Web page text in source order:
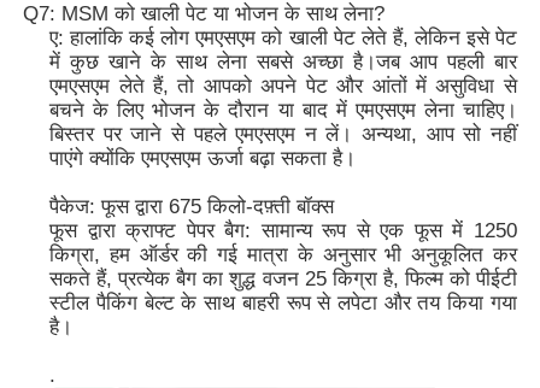
Q7: MSM को खाली पेट या भोजन के साथ लेना?
ए: हालांकि कई लोग एमएसएम को खाली पेट लेते हैं, लेकिन इसे पेट
में कुछ खाने के साथ लेना सबसे अच्छा है।जब आप पहली बार
एमएसएम लेते हैं, तो आपको अपने पेट और आंतों में असुविधा से
बचने के लिए भोजन के दौरान या बाद में एमएसएम लेना चाहिए।
बिस्तर पर जाने से पहले एमएसएम न लें। अन्यथा, आप सो नहीं
पाएंगे क्योंकि एमएसएम ऊर्जा बढ़ा सकता है।
पैकेज: फूस द्वारा 675 किलो-दफ़्ती बॉक्स
फूस द्वारा क्राफ्ट पेपर बैग: सामान्य रूप से एक फूस में 1250
किग्रा, हम ऑर्डर की गई मात्रा के अनुसार भी अनुकूलित कर
सकते हैं, प्रत्येक बैग का शुद्ध वजन 25 किग्रा है, फिल्म को पीईटी
स्टील पैकिंग बेल्ट के साथ बाहरी रूप से लपेटा और तय किया गया
है।
.